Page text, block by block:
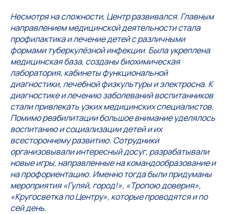
Несмотря на сложности, Центр развивался. Главным
направлением медицинской деятельности стала
профилактика и лечение детей с различными
формами туберкулёзной инфекции. Была укреплена
медицинская база, созданы биохимическая
лаборатория, кабинеты функциональной
диагностики, лечебной физкультуры и электросна. К
диагностике и лечению заболеваний воспитанников
стали привлекать узких медицинских специалистов.
Помимо реабилитации большое внимание уделялось
воспитанию и социализации детей и их
всестороннему развитию. Сотрудники
организовывали интересный досуг, разрабатывали
новые игры, направленные на командообразование и
на профориентацию. Именно тогда были придуманы
мероприятия «Гуляй, город!», «Тропою доверия»,
«Кругосветка по Центру», которые проводятся и по
сей день.